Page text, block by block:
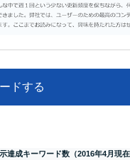
ドする
示達成キーワード数（2016年4月現